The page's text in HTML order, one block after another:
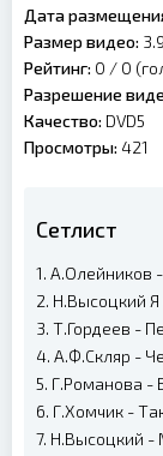
Дата
Размер видео:
Рейтинг: 0 / 0
Разрешение
Качество: DVD5
Просмотры: 421
Сетлист
1. А.Олейников
2. Н.Высоцкий
3. Т.Гордеев -
4. А.Ф.Скляр -
5. Г.Романова -
6. Г.Хомчик -
7. Н.Высоцкий -